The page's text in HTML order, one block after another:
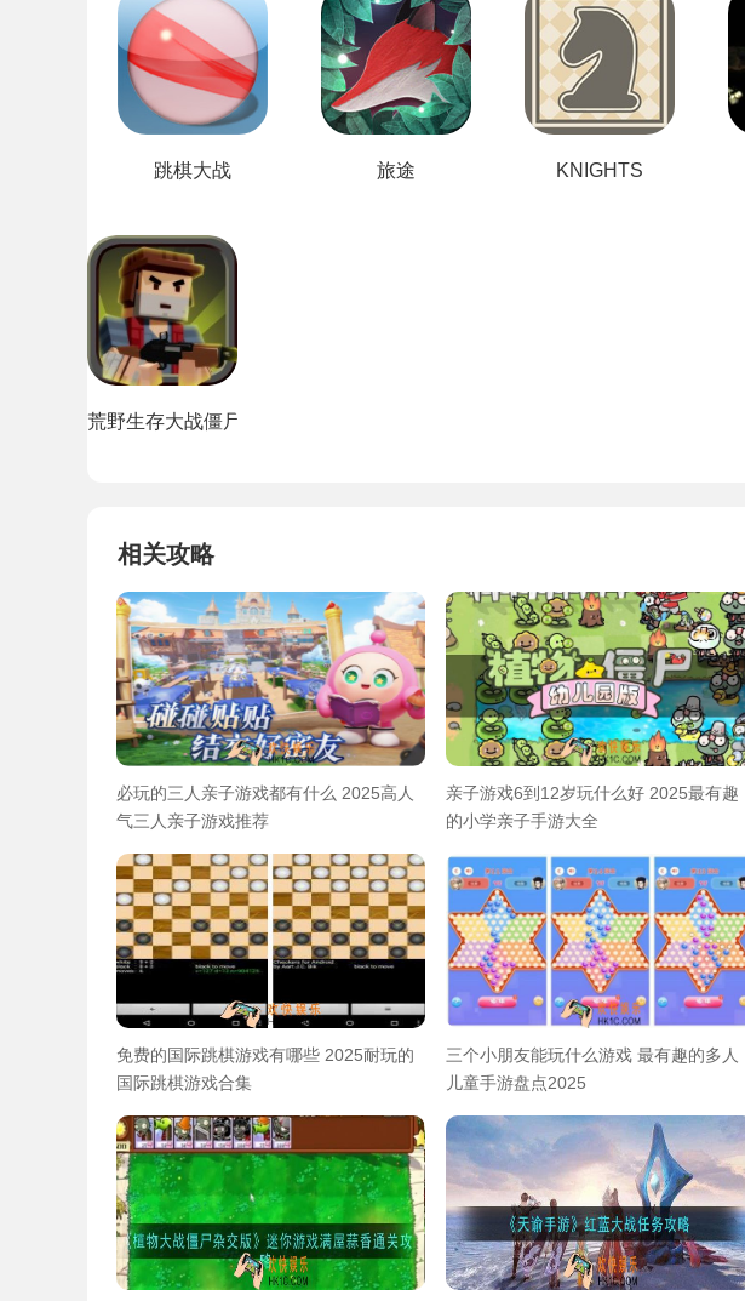
跳棋大战 旅途 KNIGHTS
荒野生存大战僵尸
相关攻略
必玩的三人亲子游戏都有什么 2025高人
气三人亲子游戏推荐
亲子游戏6到12岁玩什么好 2025最有趣
的小学亲子手游大全
免费的国际跳棋游戏有哪些 2025耐玩的
国际跳棋游戏合集
三个小朋友能玩什么游戏 最有趣的多人
儿童手游盘点2025